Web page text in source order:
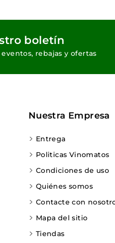
boletín
rebajas y ofertas
Nuestra Empresa
Entrega
Politicas Vinomatos
Condiciones de uso
Quiénes somos
Contacte con
Mapa del sitio
Tiendas